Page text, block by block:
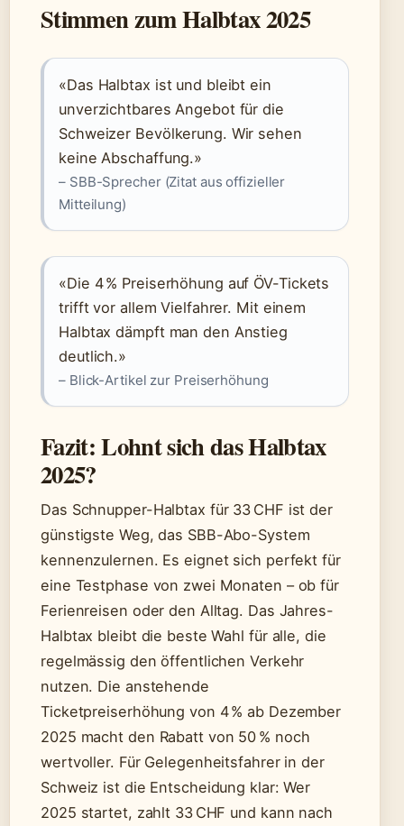
Stimmen zum Halbtax 2025
«Das Halbtax ist und bleibt ein
unverzichtbares Angebot für die
Schweizer Bevölkerung. Wir sehen
keine Abschaffung.»
– SBB-Sprecher (Zitat aus offizieller
Mitteilung)
«Die 4 % Preiserhöhung auf ÖV-Tickets
trifft vor allem Vielfahrer. Mit einem
Halbtax dämpft man den Anstieg
deutlich.»
– Blick-Artikel zur Preiserhöhung
Fazit: Lohnt sich das Halbtax
2025?
Das Schnupper-Halbtax für 33 CHF ist der
günstigste Weg, das SBB-Abo-System
kennenzulernen. Es eignet sich perfekt für
eine Testphase von zwei Monaten – ob für
Ferienreisen oder den Alltag. Das Jahres-
Halbtax bleibt die beste Wahl für alle, die
regelmässig den öffentlichen Verkehr
nutzen. Die anstehende
Ticketpreiserhöhung von 4 % ab Dezember
2025 macht den Rabatt von 50 % noch
wertvoller. Für Gelegenheitsfahrer in der
Schweiz ist die Entscheidung klar: Wer
2025 startet, zahlt 33 CHF und kann nach